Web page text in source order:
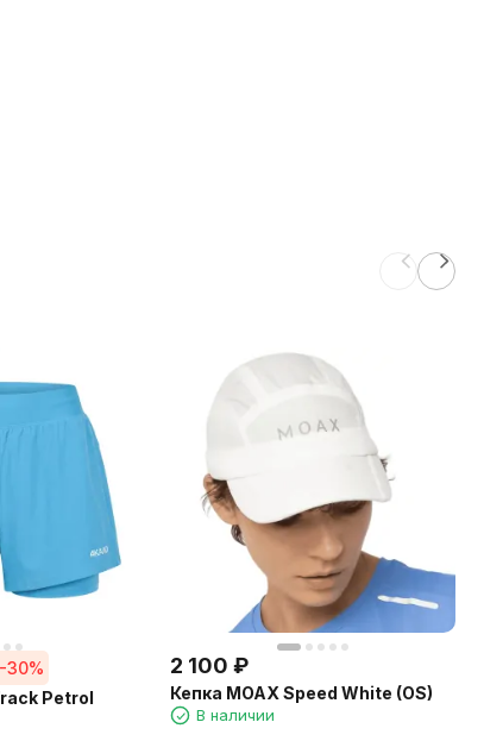
-30%
Petrol
2 100 ₽
Кепка MOAX Speed White (OS)
В наличии